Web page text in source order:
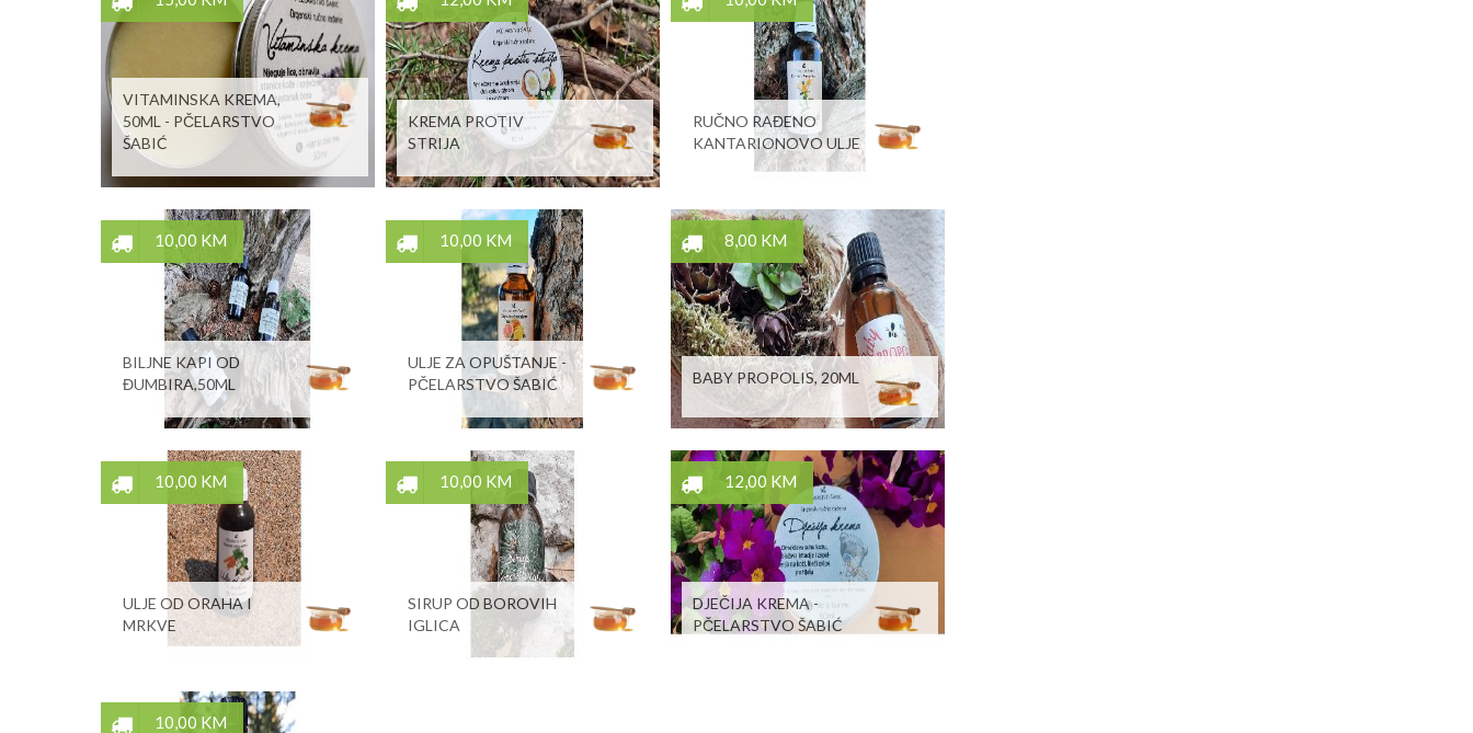
VITAMINSKA KREMA,
50ML - PČELARSTVO
ŠABIĆ
KREMA PROTIV
STRIJA
RUČNO RAĐENO
KANTARIONOVO ULJE
10,00 KM
BILJNE KAPI OD
ĐUMBIRA,50ML
10,00 KM
ULJE ZA OPUŠTANJE -
PČELARSTVO ŠABIĆ
8,00 KM
BABY PROPOLIS, 20ML
10,00 KM
ULJE OD ORAHA I
MRKVE
10,00 KM
SIRUP OD BOROVIH
IGLICA
12,00 KM
DJEČIJA KREMA -
PČELARSTVO ŠABIĆ
10,00 KM